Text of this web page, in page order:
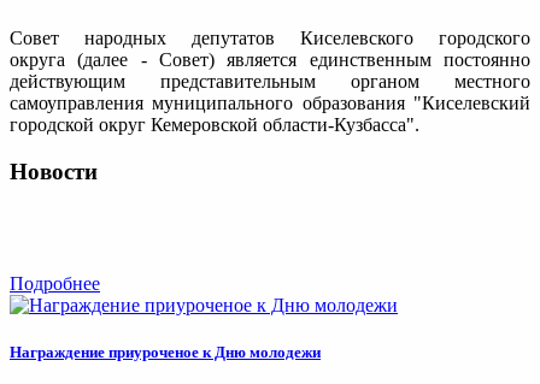
Совет народных депутатов Киселевского городского
округа (далее - Совет) является единственным постоянно
действующим представительным органом местного
самоуправления муниципального образования "Киселевский
городской округ Кемеровской области-Кузбасса".
Новости
Подробнее
Награждение приуроченое к Дню молодежи